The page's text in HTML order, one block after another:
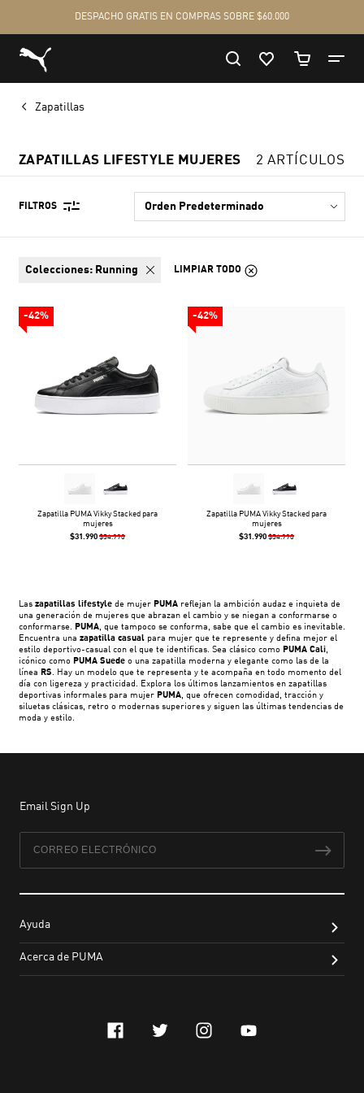
Zapatillas
ZAPATILLAS LIFESTYLE MUJERES 2 ARTÍCULOS
FILTROS
colecciones: Running LIMPIAR TODO
-42%
Zapatilla PUMA Vikky Stacked para
mujeres
$31.990 $54.990
-42%
Zapatilla PUMA Vikky Stacked para
mujeres
$31.990 $54.990
Las zapatillas lifestyle de mujer PUMA reflejan la ambición audaz e inquieta de
una generación de mujeres que abrazan el cambio y se niegan a conformarse o
conformarse. PUMA, que tampoco se conforma, sabe que el cambio es inevitable.
Encuentra una zapatilla casual para mujer que te represente y defina mejor el
estilo deportivo-casual con el que te identificas. Sea clásico como PUMA Cali,
icónico como PUMA Suede o una zapatilla moderna y elegante como las de la
línea RS. Hay un modelo que te representa y te acompaña en todo momento del
día con ligereza y practicidad. Explora los últimos lanzamientos en zapatillas
deportivas informales para mujer PUMA, que ofrecen comodidad, tracción y
siluetas clásicas, retro o modernas superiores y siguen las últimas tendencias de
moda y estilo.